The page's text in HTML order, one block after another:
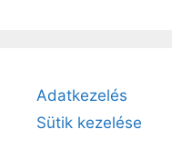
Adatkezelés
Sütik kezelése